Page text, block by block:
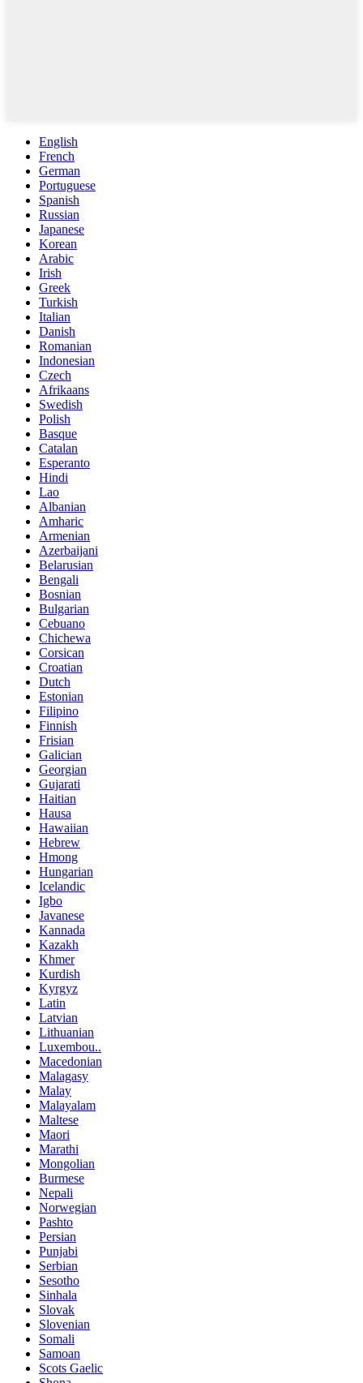
English
French
German
Portuguese
Spanish
Russian
Japanese
Korean
Arabic
Irish
Greek
Turkish
Italian
Danish
Romanian
Indonesian
Czech
Afrikaans
Swedish
Polish
Basque
Catalan
Esperanto
Hindi
Lao
Albanian
Amharic
Armenian
Azerbaijani
Belarusian
Bengali
Bosnian
Bulgarian
Cebuano
Chichewa
Corsican
Croatian
Dutch
Estonian
Filipino
Finnish
Frisian
Galician
Georgian
Gujarati
Haitian
Hausa
Hawaiian
Hebrew
Hmong
Hungarian
Icelandic
Igbo
Javanese
Kannada
Kazakh
Khmer
Kurdish
Kyrgyz
Latin
Latvian
Lithuanian
Luxembou..
Macedonian
Malagasy
Malay
Malayalam
Maltese
Maori
Marathi
Mongolian
Burmese
Nepali
Norwegian
Pashto
Persian
Punjabi
Serbian
Sesotho
Sinhala
Slovak
Slovenian
Somali
Samoan
Scots Gaelic